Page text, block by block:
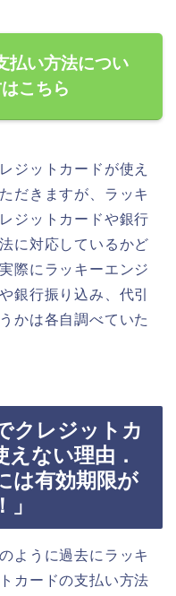
払い方法につい
こちら
ジットカードが使え
だきますが、ラッキ
ジットカードや銀行
に対応しているかど
際にラッキーエンジ
銀行振り込み、代引
かは各自調べていた
クレジットカ
ない理由．
は有効期限が
ように過去にラッキ
カードの支払い方法